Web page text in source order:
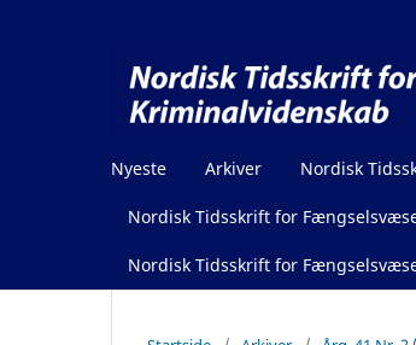
Nyeste Arkiver Nordisk
Nordisk Tidsskrift for
Nordisk Tidsskrift for